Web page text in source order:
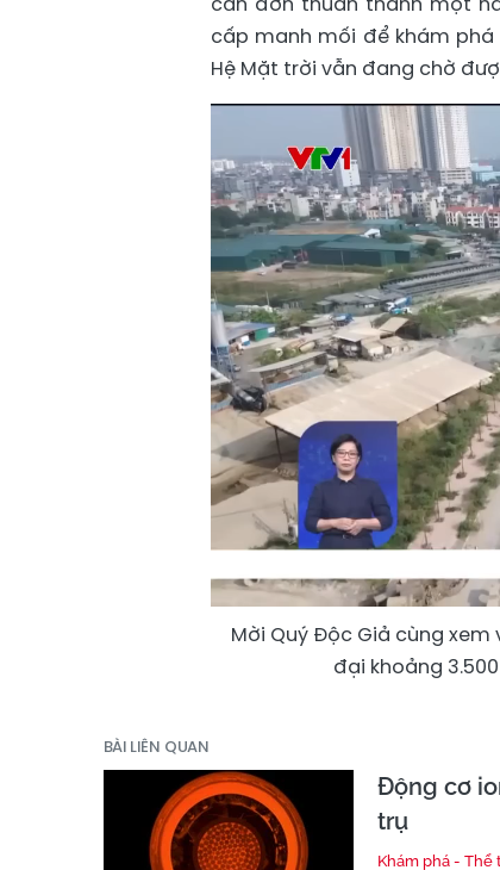
cấp manh mối để khám
Hệ Mặt trời vẫn đang chờ
Mời Quý Độc Giả cùng xem
đại khoảng
BÀI LIÊN QUAN
Động cơ
trụ
Khám phá - Thể